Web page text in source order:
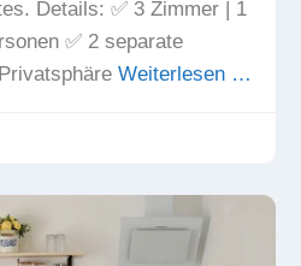
Details: ✅ 3 Zimmer | 1
✅ 2 separate
Weiterlesen …